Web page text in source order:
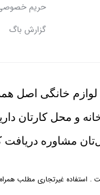
حریم
گزارش باگ
خانگی اصل
و محل کارتان
مشاوره دریافت
غیرتجاری مطلب همراه